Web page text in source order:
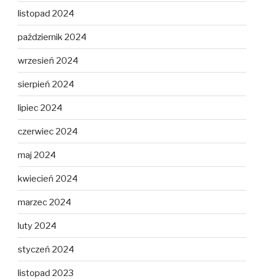
listopad 2024
październik 2024
wrzesień 2024
sierpień 2024
lipiec 2024
czerwiec 2024
maj 2024
kwiecień 2024
marzec 2024
luty 2024
styczeń 2024
listopad 2023